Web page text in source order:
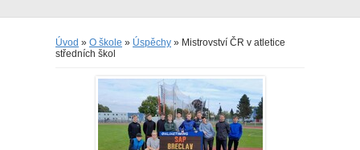
Úvod » O škole » Úspěchy » Mistrovství ČR v atletice
středních škol